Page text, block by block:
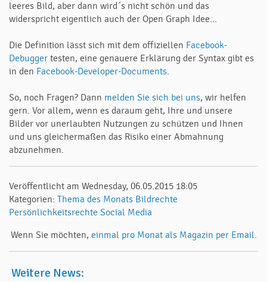
leeres Bild, aber dann wird´s nicht schön und das
widerspricht eigentlich auch der Open Graph Idee...
Die Definition lässt sich mit dem offiziellen Facebook-
Debugger testen, eine genauere Erklärung der Syntax gibt es
in den Facebook-Developer-Documents.
So, noch Fragen? Dann melden Sie sich bei uns, wir helfen
gern. Vor allem, wenn es daraum geht, Ihre und unsere
Bilder vor unerlaubten Nutzungen zu schützen und Ihnen
und uns gleichermaßen das Risiko einer Abmahnung
abzunehmen.
Veröffentlicht am Wednesday, 06.05.2015 18:05
Kategorien: Thema des Monats Bildrechte
Persönlichkeitsrechte Social Media
Wenn Sie möchten, einmal pro Monat als Magazin per Email.
Weitere News: